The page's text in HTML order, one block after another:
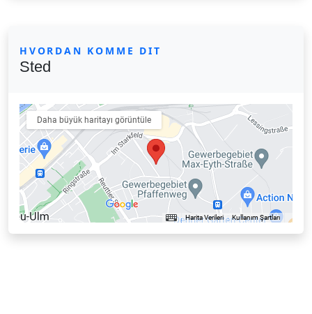
HVORDAN KOMME DIT
Sted